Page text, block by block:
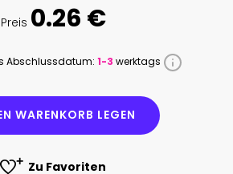
Preis 0.26 €
Abschlussdatum: 1-3 werktags
WARENKORB LEGEN
Zu Favoriten